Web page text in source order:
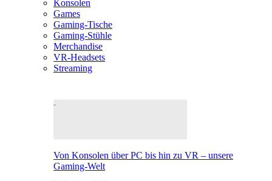
Konsolen
Games
Gaming-Tische
Gaming-Stühle
Merchandise
VR-Headsets
Streaming
Von Konsolen über PC bis hin zu VR – unsere
Gaming-Welt